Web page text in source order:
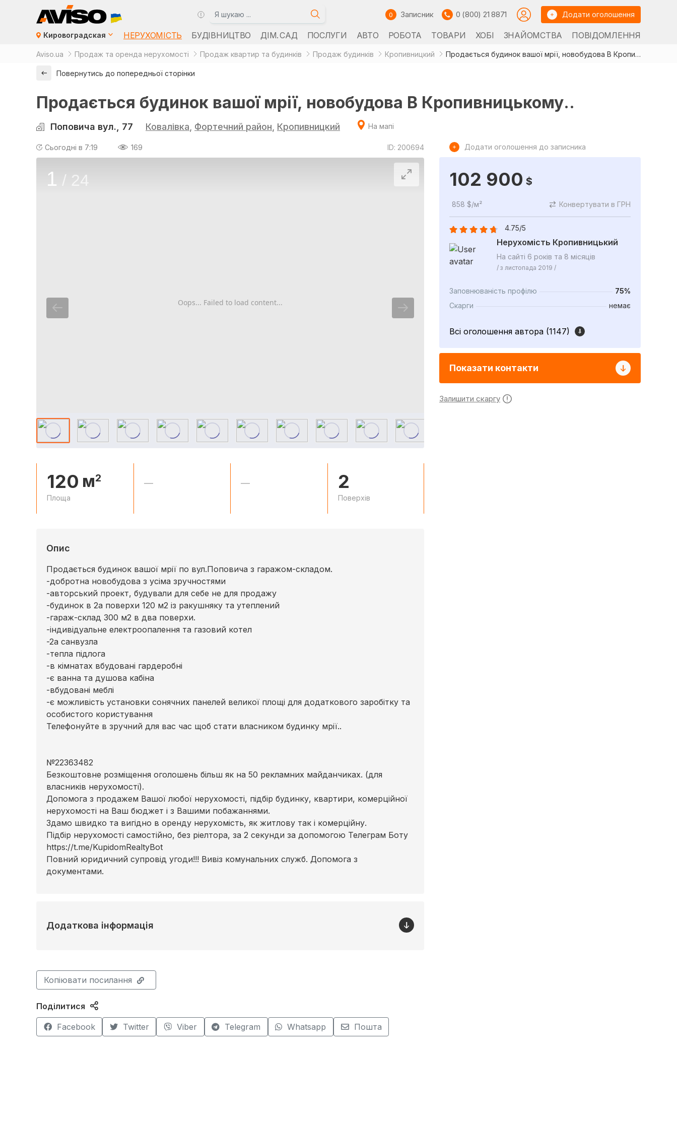
0 Записник 0 (800) 21 8871 Додати оголошення
Кировоградская НЕРУХОМІСТЬ БУДІВНИЦТВО ДІМ. САД ПОСЛУГИ АВТО РОБОТА ТОВАРИ ХОБІ ЗНАЙОМСТВА ПОВІДОМЛЕННЯ
Aviso.ua Продаж та оренда нерухомості Продаж квартир та будинків Продаж будинків Кропивницкий Продається будинок вашої мрії, новобудова В Кропивницькому..
Повернутись до попередньої сторінки
Продається будинок вашої мрії, новобудова В Кропивницькому..
Поповича вул., 77 Ковалівка Фортечний район Кропивницкий На мапі
Сьогодні в 7:19 169 ID: 200694
Oops... Failed to load content...
1 / 24
120 м2
Площа
— — 2
Поверхів
Опис
Продається будинок вашої мрії по вул.Поповича з гаражом-складом.
-добротна новобудова з усіма зручностями
-авторський проект, будували для себе не для продажу
-будинок в 2а поверхи 120 м2 із ракушняку та утеплений
-гараж-склад 300 м2 в два поверхи.
-індивідуальне електроопалення та газовий котел
-2а санвузла
-тепла підлога
-в кімнатах вбудовані гардеробні
-є ванна та душова кабіна
-вбудовані меблі
-є можливість установки сонячних панелей великої площі для додаткового заробітку та
особистого користування
Телефонуйте в зручний для вас час щоб стати власником будинку мрії..
№22363482
Безкоштовне розміщення оголошень більш як на 50 рекламних майданчиках. (для
власників нерухомості).
Допомога з продажем Вашої любої нерухомості, підбір будинку, квартири, комерційної
нерухомості на Ваш бюджет і з Вашими побажаннями.
Здамо швидко та вигідно в оренду нерухомість, як житлову так і комерційну.
Підбір нерухомості самостійно, без ріелтора, за 2 секунди за допомогою Телеграм Боту
https://t.me/KupidomRealtyBot
Повний юридичний супровід угоди!!! Вивіз комунальних служб. Допомога з
документами.
Додаткова інформація
Копіювати посилання
Поділитися
Facebook Twitter Viber Telegram Whatsapp Пошта
Додати оголошення до записника
102 900 $
858 $/м² Конвертувати в ГРН
4.75/5
Нерухомість Кропивницький
На сайті 6 років та 8 місяців
/ з листопада 2019 /
Заповнюваність профілю
75%
Скарги
немає
Всі оголошення автора (1147)
Показати контакти
Залишити скаргу